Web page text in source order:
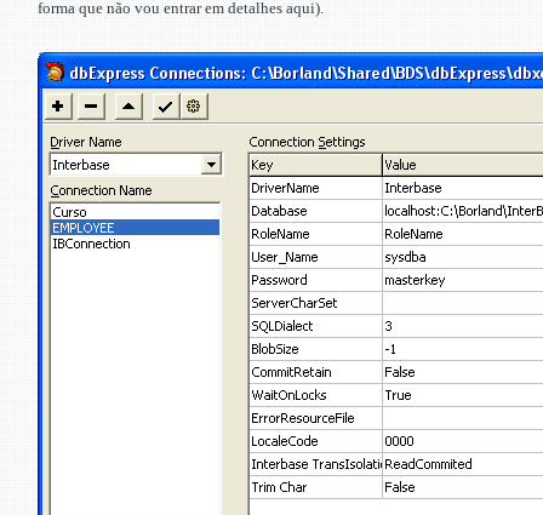
forma que não vou entrar em detalhes aqui).